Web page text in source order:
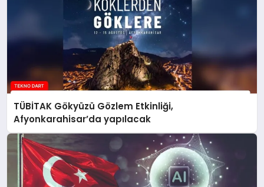
TÜBİTAK Gökyüzü Gözlem Etkinliği,
Afyonkarahisar’da yapılacak